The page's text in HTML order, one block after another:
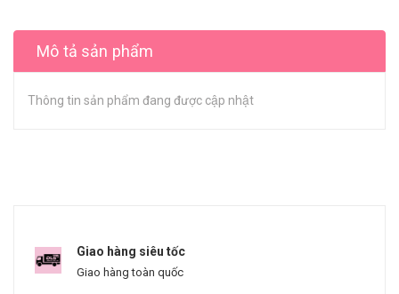
Mô tả sản phẩm
Thông tin sản phẩm đang được cập nhật
Giao hàng siêu tốc
Giao hàng toàn quốc